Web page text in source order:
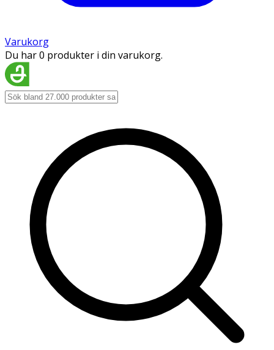
Varukorg
Du har 0 produkter i din varukorg.